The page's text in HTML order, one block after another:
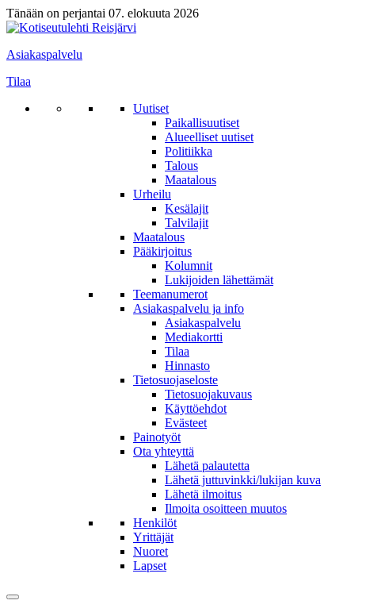
Tänään on perjantai 07. elokuuta 2026
Asiakaspalvelu
Tilaa
Uutiset
Paikallisuutiset
Alueelliset uutiset
Politiikka
Talous
Maatalous
Urheilu
Kesälajit
Talvilajit
Maatalous
Pääkirjoitus
Kolumnit
Lukijoiden lähettämät
Teemanumerot
Asiakaspalvelu ja info
Asiakaspalvelu
Mediakortti
Tilaa
Hinnasto
Tietosuojaseloste
Tietosuojakuvaus
Käyttöehdot
Evästeet
Painotyöt
Ota yhteyttä
Lähetä palautetta
Lähetä juttuvinkki/lukijan kuva
Lähetä ilmoitus
Ilmoita osoitteen muutos
Henkilöt
Yrittäjät
Nuoret
Lapset